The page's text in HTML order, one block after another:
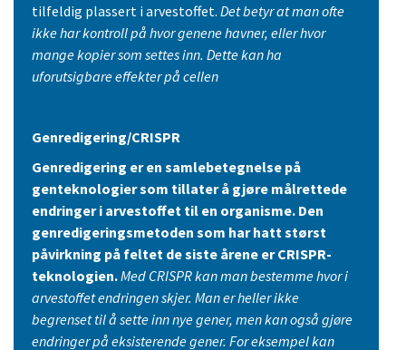
tilfeldig plassert i arvestoffet. Det betyr at man ofte
ikke har kontroll på hvor genene havner, eller hvor
mange kopier som settes inn. Dette kan ha
uforutsigbare effekter på cellen
Genredigering/CRISPR
Genredigering er en samlebetegnelse på
genteknologier som tillater å gjøre målrettede
endringer i arvestoffet til en organisme. Den
genredigeringsmetoden som har hatt størst
påvirkning på feltet de siste årene er CRISPR-
teknologien.Med CRISPR kan man bestemme hvor i
arvestoffet endringen skjer. Man er heller ikke
begrenset til å sette inn nye gener, men kan også gjøre
endringer på eksisterende gener. For eksempel kan